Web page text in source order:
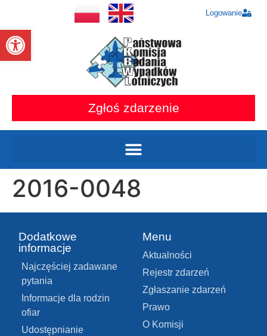
Otwórz pasek narzędzi
Logowanie
Zgłoś zdarzenie
2016-0048
Dodatkowe
informacje
Najczęściej zadawane
pytania
Informacje dla rodzin
ofiar
Udostępnianie
Menu
Aktualności
Rejestr zdarzeń
Zgłaszanie zdarzeń
Prawo
O Komisji